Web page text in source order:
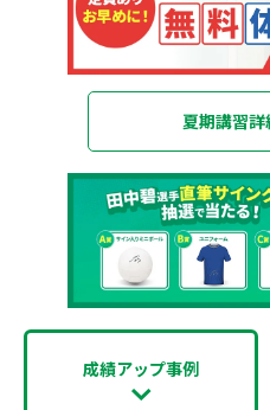
夏期講習詳
成績アップ事例